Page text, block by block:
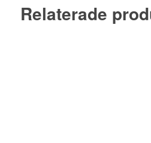
Relaterade